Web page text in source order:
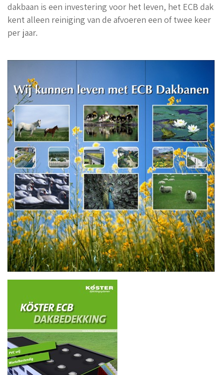
dakbaan is een investering voor het leven, het ECB dak
kent alleen reiniging van de afvoeren een of twee keer
per jaar.